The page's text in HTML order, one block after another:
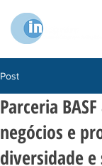
Post
Parceria
negócios e
diversidade